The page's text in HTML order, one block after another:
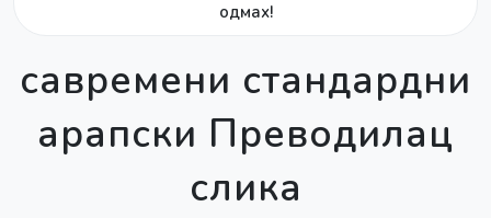
одмах!
савремени стандардни
арапски Преводилац
слика